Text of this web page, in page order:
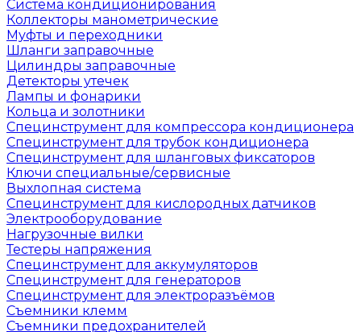
Система кондиционирования
Коллекторы манометрические
Муфты и переходники
Шланги заправочные
Цилиндры заправочные
Детекторы утечек
Лампы и фонарики
Кольца и золотники
Специнструмент для компрессора кондиционера
Специнструмент для трубок кондиционера
Специнструмент для шланговых фиксаторов
Ключи специальные/сервисные
Выхлопная система
Специнструмент для кислородных датчиков
Электрооборудование
Нагрузочные вилки
Тестеры напряжения
Специнструмент для аккумуляторов
Специнструмент для генераторов
Специнструмент для электроразъёмов
Съемники клемм
Съемники предохранителей